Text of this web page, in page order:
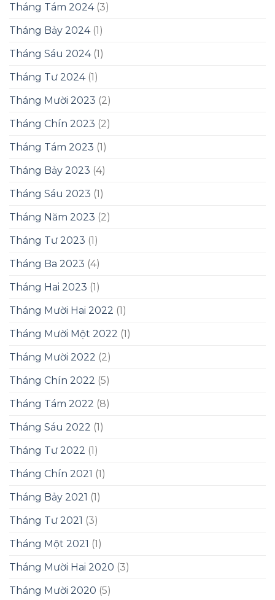
Tháng Tám 2024(3)
Tháng Bảy 2024(1)
Tháng Sáu 2024(1)
Tháng Tư 2024(1)
Tháng Mười 2023 (2)
Tháng Chín 2023 (2)
Tháng Tám 2023 (1)
Tháng Bảy 2023 (4)
Tháng Sáu 2023 (1)
Tháng Năm 2023 (2)
Tháng Tư 2023 (1)
Tháng Ba 2023 (4)
Tháng Hai 2023 (1)
Tháng Mười Hai 2022 (1)
Tháng Mười Một 2022 (1)
Tháng Mười 2022 (2)
Tháng Chín 2022 (5)
Tháng Tám 2022 (8)
Tháng Sáu 2022 (1)
Tháng Tư 2022 (1)
Tháng Chín 2021 (1)
Tháng Bảy 2021 (1)
Tháng Tư 2021 (3)
Tháng Một 2021 (1)
Tháng Mười Hai 2020 (3)
Tháng Mười 2020 (5)